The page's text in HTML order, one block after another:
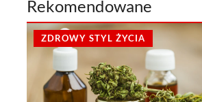
Rekomendowane
ZDROWY STYL ŻYCIA